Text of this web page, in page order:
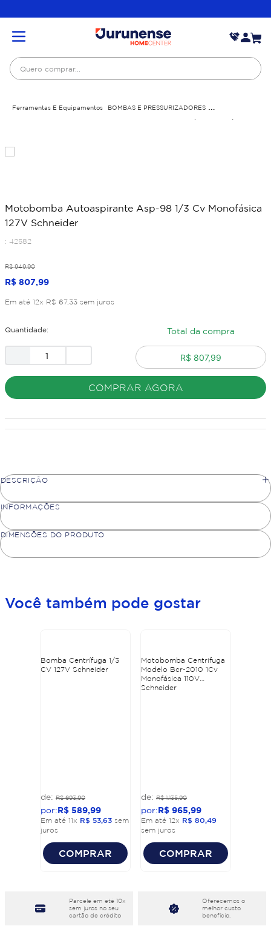
Quero comprar...
Ferramentas E Equipamentos BOMBAS E PRESSURIZADORES
Motobomba Autoaspirante Asp-98 1/3 Cv Monofásica 127V
Motobomba Autoaspirante Asp-98 1/3 Cv Monofásica
127V Schneider
: 42582
R$ 949,90
R$ 807,99
Em até 12x R$ 67, 33 sem juros
Quantidade: Total da compra
R$ 807,99
COMPRAR AGORA
DESCRIÇÃO
INFORMAÇÕES
DIMENSÕES DO PRODUTO
Você também pode gostar
Bomba Centrífuga 1/3
CV 127V Schneider
R$ 693,90
R$ 589,99
Em até 11x R$ 53,63 sem
juros
COMPRAR
Motobomba Centrifuga
Modelo Bcr-2010 1Cv
Monofásica 110V
Schneider
R$ 1.135,90
R$ 965,99
Em até 12x R$ 80,49
sem juros
COMPRAR
Parcele em eté 10x
sem juros no seu
cartão de crédito
Oferecemos o
melhor custo
benefício.